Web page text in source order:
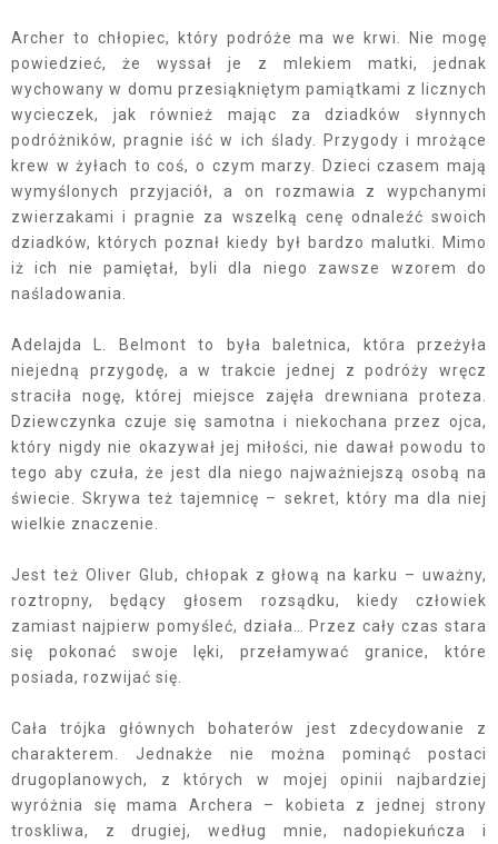
Archer to chłopiec, który podróże ma we krwi. Nie mogę
powiedzieć, że wyssał je z mlekiem matki, jednak
wychowany w domu przesiąkniętym pamiątkami z licznych
wycieczek, jak również mając za dziadków słynnych
podróżników, pragnie iść w ich ślady. Przygody i mrożące
krew w żyłach to coś, o czym marzy. Dzieci czasem mają
wymyślonych przyjaciół, a on rozmawia z wypchanymi
zwierzakami i pragnie za wszelką cenę odnaleźć swoich
dziadków, których poznał kiedy był bardzo malutki. Mimo
iż ich nie pamiętał, byli dla niego zawsze wzorem do
naśladowania.
Adelajda L. Belmont to była baletnica, która przeżyła
niejedną przygodę, a w trakcie jednej z podróży wręcz
straciła nogę, której miejsce zajęła drewniana proteza.
Dziewczynka czuje się samotna i niekochana przez ojca,
który nigdy nie okazywał jej miłości, nie dawał powodu to
tego aby czuła, że jest dla niego najważniejszą osobą na
świecie. Skrywa też tajemnicę – sekret, który ma dla niej
wielkie znaczenie.
Jest też Oliver Glub, chłopak z głową na karku – uważny,
roztropny, będący głosem rozsądku, kiedy człowiek
zamiast najpierw pomyśleć, działa… Przez cały czas stara
się pokonać swoje lęki, przełamywać granice, które
posiada, rozwijać się.
Cała trójka głównych bohaterów jest zdecydowanie z
charakterem. Jednakże nie można pominąć postaci
drugoplanowych, z których w mojej opinii najbardziej
wyróżnia się mama Archera – kobieta z jednej strony
troskliwa, z drugiej, według mnie, nadopiekuńcza i